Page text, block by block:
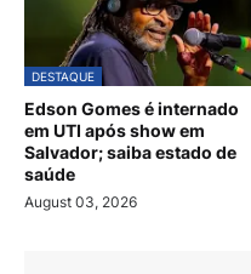
DESTAQUE
Edson Gomes é internado
em UTI após show em
Salvador; saiba estado de
saúde
August 03, 2026